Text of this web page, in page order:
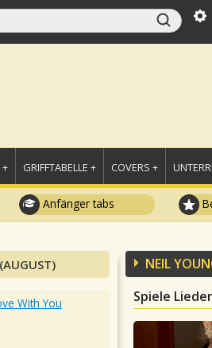
+ GRIFFTABELLE + COVERS +
Anfänger tabs
NEIL
Spiele
With You